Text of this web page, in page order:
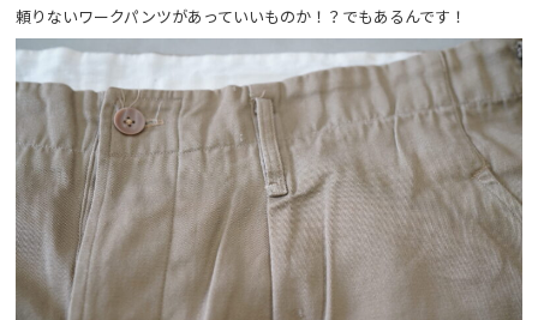
頼りないワークパンツがあっていいものか！？でもあるんです！